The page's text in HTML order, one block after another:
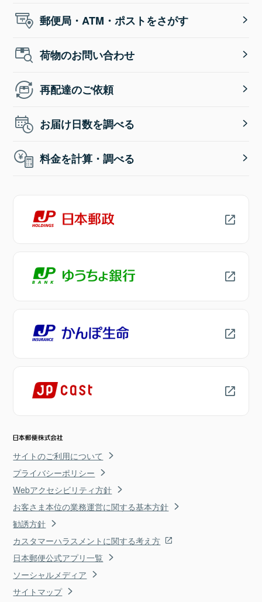
郵便局・ATM・ポストをさがす
荷物のお問い合わせ
再配達のご依頼
お届け日数を調べる
料金を計算・調べる
サイトのご利用について
プライバシーポリシー
Webアクセシビリティ方針
お客さま本位の業務運営に関する基本方針
勧誘方針
カスタマーハラスメントに関する考え方
日本郵便公式アプリ一覧
ソーシャルメディア
サイトマップ